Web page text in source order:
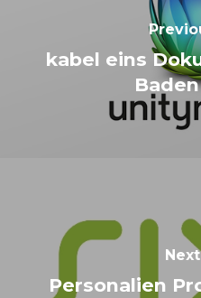
kabel eins
Personalien